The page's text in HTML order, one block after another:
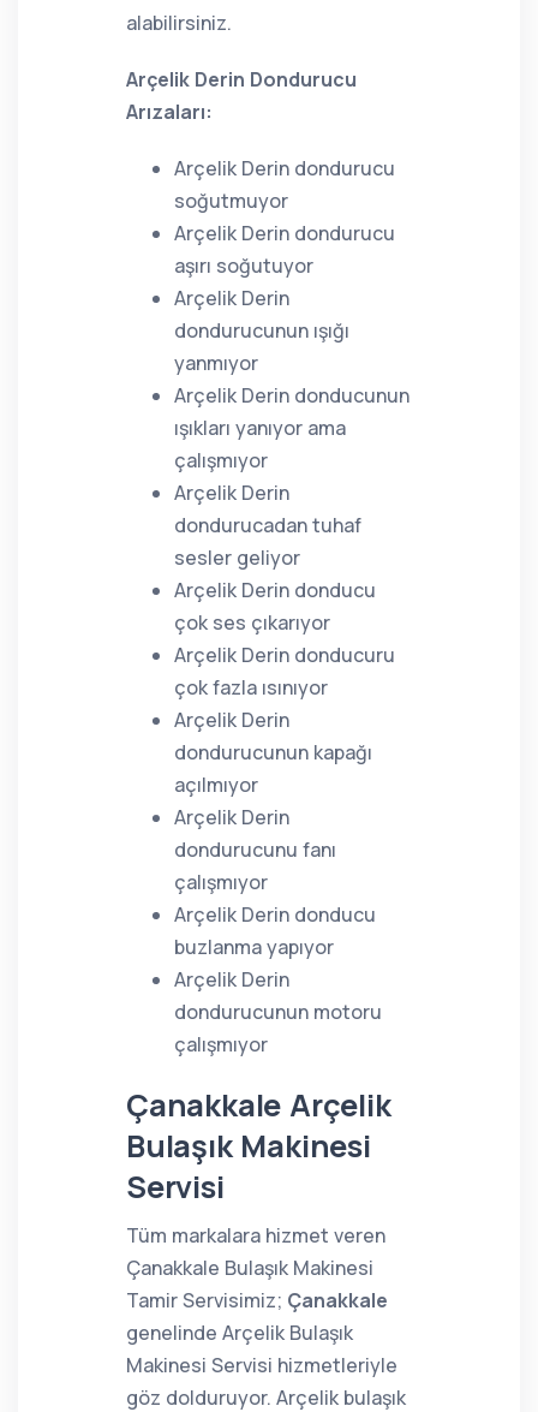
alabilirsiniz.
Arçelik Derin Dondurucu
Arızaları:
Arçelik Derin dondurucu
soğutmuyor
Arçelik Derin dondurucu
aşırı soğutuyor
Arçelik Derin
dondurucunun ışığı
yanmıyor
Arçelik Derin donducunun
ışıkları yanıyor ama
çalışmıyor
Arçelik Derin
dondurucadan tuhaf
sesler geliyor
Arçelik Derin donducu
çok ses çıkarıyor
Arçelik Derin donducuru
çok fazla ısınıyor
Arçelik Derin
dondurucunun kapağı
açılmıyor
Arçelik Derin
dondurucunu fanı
çalışmıyor
Arçelik Derin donducu
buzlanma yapıyor
Arçelik Derin
dondurucunun motoru
çalışmıyor
Çanakkale Arçelik
Bulaşık Makinesi
Servisi
Tüm markalara hizmet veren
Çanakkale Bulaşık Makinesi
Tamir Servisimiz; Çanakkale
genelinde Arçelik Bulaşık
Makinesi Servisi hizmetleriyle
göz dolduruyor. Arçelik bulaşık